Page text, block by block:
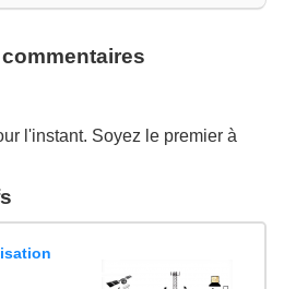
l'instant. Soyez le premier à